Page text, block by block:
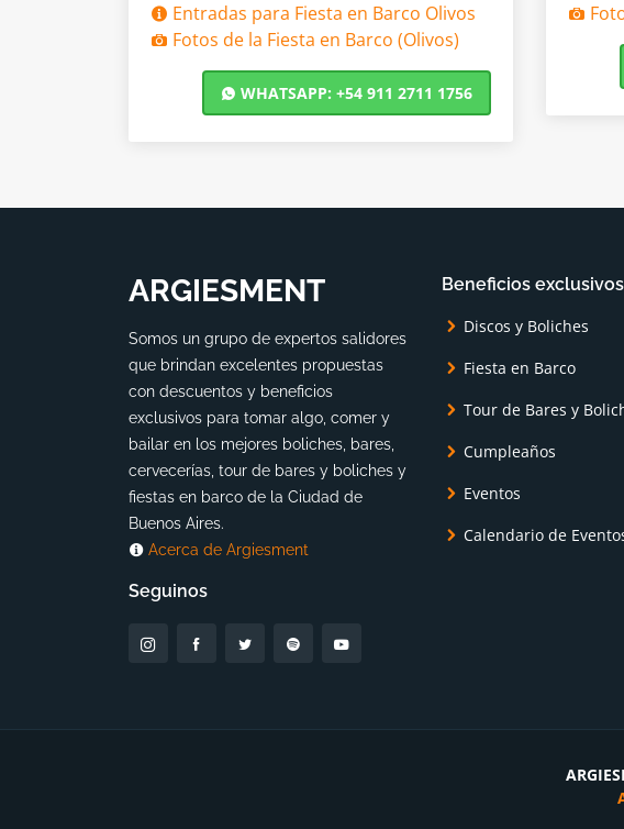
Entradas para Fiesta en Barco Olivos
Fotos de la Fiesta en Barco (Olivos)
WHATSAPP: +54 911 2711 1756
ARGIESMENT
Somos un grupo de expertos salidores
que brindan excelentes propuestas
con descuentos y beneficios
exclusivos para tomar algo, comer y
bailar en los mejores boliches, bares,
cervecerías, tour de bares y boliches y
fiestas en barco de la Ciudad de
Buenos Aires.
Acerca de Argiesment
Seguinos
Beneficios
Discos y Boliches
Fiesta en Barco
Tour de Bares y
Cumpleaños
Eventos
Calendario de